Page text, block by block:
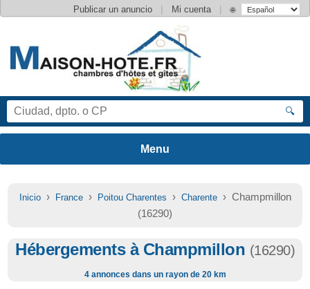
Publicar un anuncio | Mi cuenta | 🌐
🔍
Inicio› France› Poitou Charentes › Charente› Champmillon
(16290)
Hébergements à Champmillon (16290)
4 annonces dans un rayon de 20 km